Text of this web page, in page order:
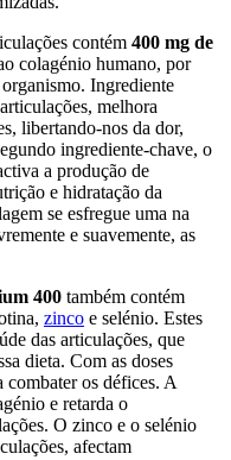
contém 400 mg de
colagénio humano, por
Ingrediente
melhora
libertando-nos da dor,
ingrediente-chave, o
a produção de
e hidratação da
se esfregue uma na
e suavemente, as
400 também contém
zinco e selénio. Estes
das articulações, que
dieta. Com as doses
os défices. A
e retarda o
O zinco e o selénio
afectam